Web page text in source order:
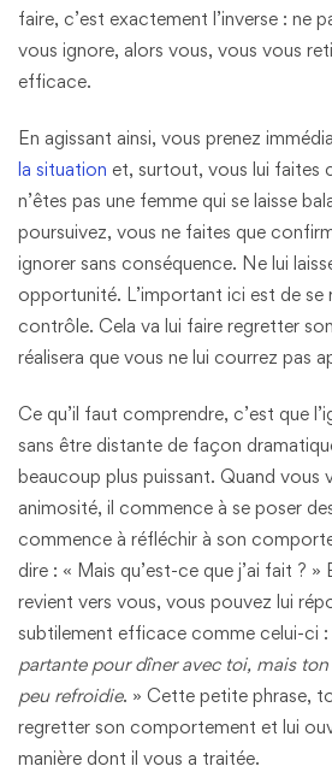
faire, c’est exactement l’inverse : ne
vous ignore, alors vous, vous vous
efficace.
En agissant ainsi, vous prenez
la situation et, surtout, vous lui faites
n’êtes pas une femme qui se laisse
poursuivez, vous ne faites que
ignorer sans conséquence. Ne lui
opportunité. L’important ici est de se
contrôle. Cela va lui faire regretter
réalisera que vous ne lui courrez pas
Ce qu’il faut comprendre, c’est que
sans être distante de façon
beaucoup plus puissant. Quand vous
animosité, il commence à se poser
commence à réfléchir à son
dire : « Mais qu’est-ce que j’ai fait ? »
revient vers vous, vous pouvez lui
subtilement efficace comme celui-ci :
partante pour dîner avec toi, mais
peu refroidie. » Cette petite phrase,
regretter son comportement et lui
manière dont il vous a traitée.